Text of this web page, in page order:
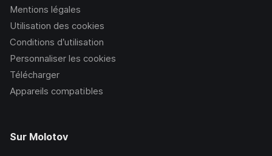
Mentions légales
Utilisation des cookies
Conditions d’utilisation
Personnaliser les cookies
Télécharger
Appareils compatibles
Sur Molotov